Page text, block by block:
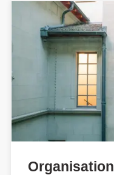
Organisation